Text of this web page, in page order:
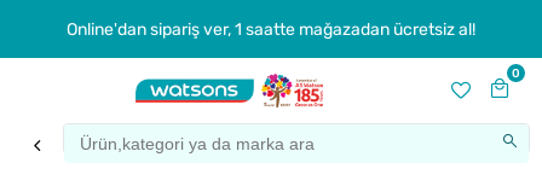
Online'dan sipariş ver, 1 saatte mağazadan ücretsiz al!
0